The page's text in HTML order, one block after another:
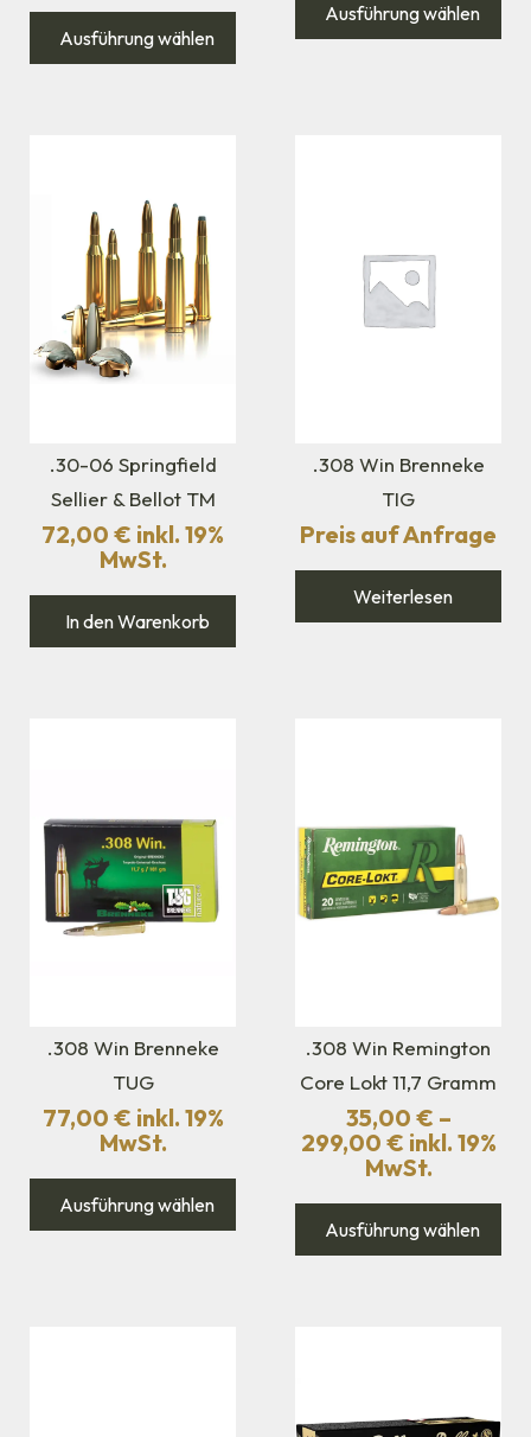
Ausführung wählen
Ausführung wählen
.30-06 Springfield
Sellier & Bellot TM
72,00 € inkl. 19%
MwSt.
In den Warenkorb
.308 Win Brenneke
TIG
Preis auf Anfrage
Weiterlesen
.308 Win Brenneke
TUG
77,00 € inkl. 19%
MwSt.
Ausführung wählen
.308 Win Remington
Core Lokt 11,7 Gramm
35,00 € –
299,00 € inkl. 19%
MwSt.
Ausführung wählen